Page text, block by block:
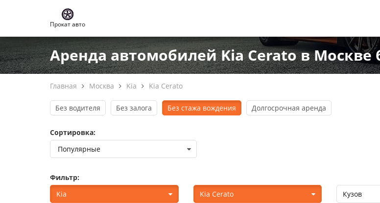
Прокат авто
Аренда автомобилей Kia Cerato в Москве
Главная Москва Kia Kia Cerato
Без водителя Без залога Без стажа вождения Долгосрочная аренда
Сортировка:
Фильтр:
Kia
Kia Cerato Кузов